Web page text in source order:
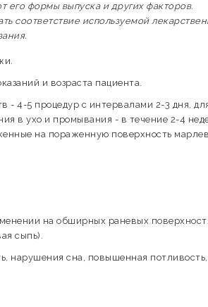
его формы выпуска и других факторов.
соответствие используемой
и возраста пациента.
- 4-5 процедур с интервалами 2-3 дня,
в ухо и промывания - в течение 2-4
на пораженную поверхность
на обширных раневых
сыпь).
нарушения сна, повышенная